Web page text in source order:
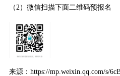
（2）微信扫描下面二维码预报名
来源：https://mp.weixin.qq.com/s/